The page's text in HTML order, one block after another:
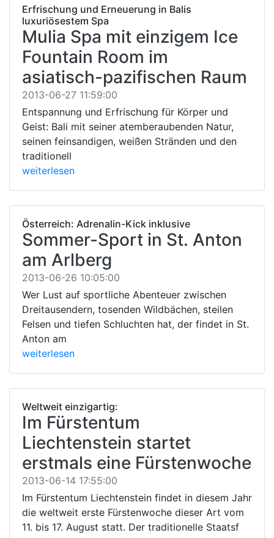
Erfrischung und Erneuerung in Balis
luxuriösestem Spa
Mulia Spa mit einzigem Ice
Fountain Room im
asiatisch-pazifischen Raum
2013-06-27 11:59:00
Entspannung und Erfrischung für Körper und
Geist: Bali mit seiner atemberaubenden Natur,
seinen feinsandigen, weißen Stränden und den
traditionell
weiterlesen
Österreich: Adrenalin-Kick inklusive
Sommer-Sport in St. Anton
am Arlberg
2013-06-26 10:05:00
Wer Lust auf sportliche Abenteuer zwischen
Dreitausendern, tosenden Wildbächen, steilen
Felsen und tiefen Schluchten hat, der findet in St.
Anton am
weiterlesen
Weltweit einzigartig:
Im Fürstentum
Liechtenstein startet
erstmals eine Fürstenwoche
2013-06-14 17:55:00
Im Fürstentum Liechtenstein findet in diesem Jahr
die weltweit erste Fürstenwoche dieser Art vom
11. bis 17. August statt. Der traditionelle Staatsf